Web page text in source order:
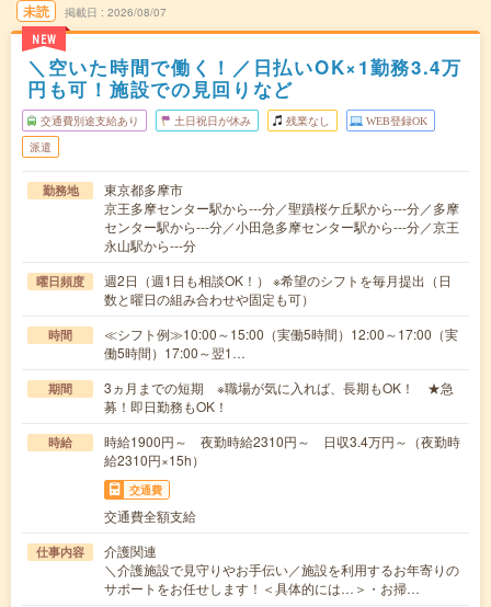
未読
NEW
掲載日 2026/08/07
＼空いた時間で働く！／日払いOK×1勤務3.4万
円も可！施設での見回りなど
交通費別途支給あり 土日祝日が休み 残業なし WEB登録OK
派遣
勤務地
東京都多摩市
京王多摩センター駅から---分／聖蹟桜ケ丘駅から---分／多摩
センター駅から---分／小田急多摩センター駅から---分／京王
永山駅から---分
曜日頻度
週2日（週1日も相談OK！） ※希望のシフトを毎月提出（日
数と曜日の組み合わせや固定も可）
時間
≪シフト例≫10:00～15:00（実働5時間）12:00～17:00（実
働5時間）17:00～翌1…
期間
3ヵ月までの短期 ※職場が気に入れば、長期もOK！ ★急
募！即日勤務もOK！
時給
時給1900円～ 夜勤時給2310円～ 日収3.4万円～（夜勤時
給2310円×15h）
交通費
交通費全額支給
仕事内容
介護関連
＼介護施設で見守りやお手伝い／施設を利用するお年寄りの
サポートをお任せします！＜具体的には…＞・お掃…